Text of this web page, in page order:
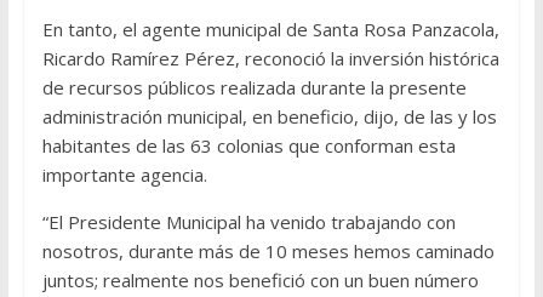
En tanto, el agente municipal de Santa Rosa Panzacola,
Ricardo Ramírez Pérez, reconoció la inversión histórica
de recursos públicos realizada durante la presente
administración municipal, en beneficio, dijo, de las y los
habitantes de las 63 colonias que conforman esta
importante agencia.
“El Presidente Municipal ha venido trabajando con
nosotros, durante más de 10 meses hemos caminado
juntos; realmente nos benefició con un buen número